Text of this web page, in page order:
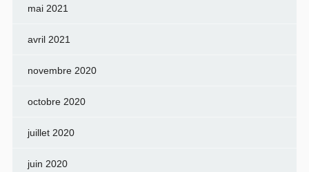
mai 2021
avril 2021
novembre 2020
octobre 2020
juillet 2020
juin 2020